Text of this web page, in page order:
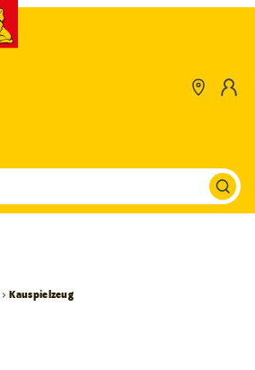
Kauspielzeug